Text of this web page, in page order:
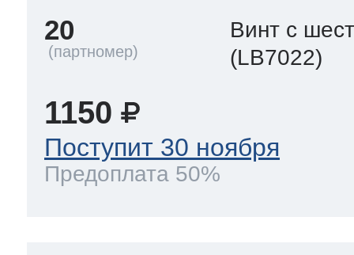
20
Винт с
(LB7022)
1150
Поступит 30 ноября
Предоплата 50%